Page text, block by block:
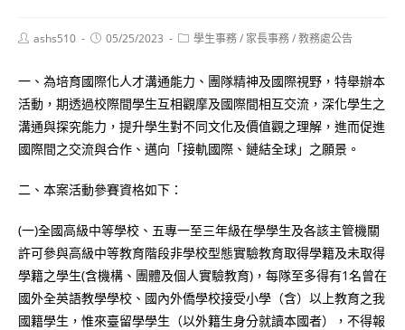
Postashs510
Post05/25/2023
Post學生事務/ 家長事務/教務處公告
一、為培育國際化人才溝通能力、團隊精神及國際視野，特舉辦本
活動，期透過校際間學生互相觀摩及國際間相互交流，深化學生之
溝通與探究能力，提升學生對不同文化及價值觀之理解，進而促進
國際間之交流與合作、邁向「接軌國際、鏈結全球」之願景。
二、本案活動參賽資格如下：
(一)全國高級中等學校、五專一至三年級在學學生及各該主管機關
許可參與高級中等教育階段非學校型態實驗教育取得學籍及未取得
學籍之學生(含機構、團體及個人實驗教育)，每隊至多得有1名曾在
國外全英語教學學校、國內外僑學校接受小學（含）以上教育之我
國籍學生，惟來臺留學學生（以外籍生身分就讀本國者），不得報